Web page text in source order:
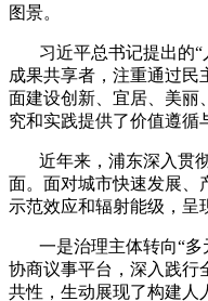
图景。
习近平总书记提出的
成果共享者，注重通过
面建设创新、宜居、美丽
究和实践提供了价值遵循
近年来，浦东深入贯
面。面对城市快速发展、
示范效应和辐射能级，呈
一是治理主体转向“
协商议事平台，深入践行
共性，生动展现了构建人